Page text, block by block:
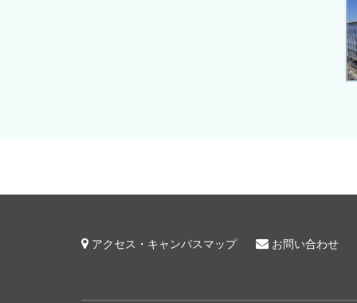
アクセス・キャンパスマップ お問い合わせ